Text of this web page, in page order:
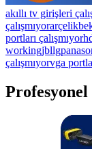
akıllı tv girişleri
çalışmıyorarçelik
portları çalışmıyor
workingjbllg
çalışmıyorvga
Profesyonel